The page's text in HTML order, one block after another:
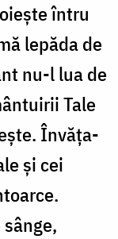
întru
lepăda de
nu-l lua de
Tale
Învăța-
și cei